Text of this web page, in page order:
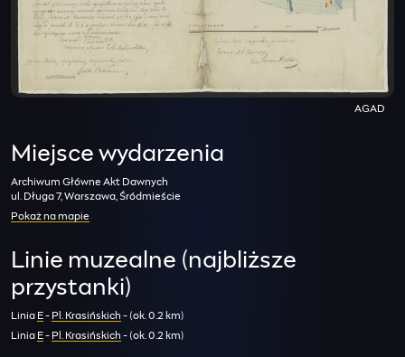
AGAD
Miejsce wydarzenia
Archiwum Główne Akt Dawnych
ul. Długa 7, Warszawa, Śródmieście
Pokaż na mapie
Linie muzealne (najbliższe
przystanki)
Linia E- Pl. Krasińskich - (ok. 0.2 km)
Linia E- Pl. Krasińskich - (ok. 0.2 km)